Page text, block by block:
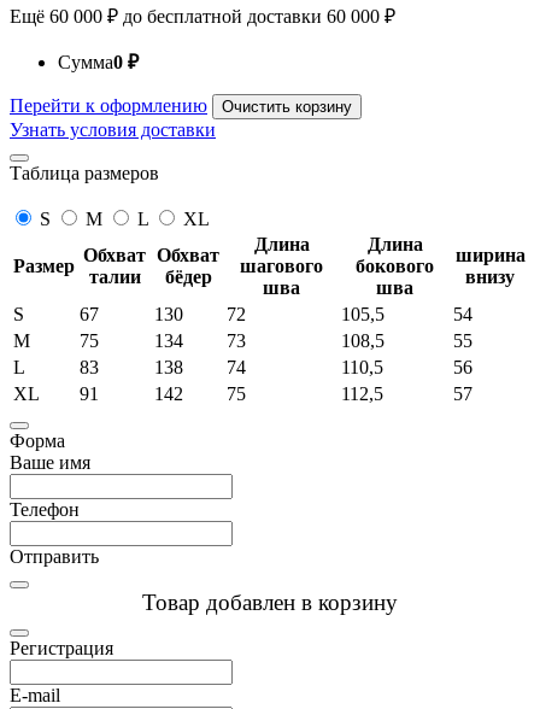
Ещё 60 000 ₽ до бесплатной доставки 60 000 ₽
Сумма0 ₽
Перейти к оформлению Очистить корзину
Узнать условия доставки
Таблица размеров
S M L XL
Размер
Обхват
талии
Обхват
бёдер
Длина
шагового
шва
Длина
бокового
шва
ширина
внизу
S
67 130 72 105,5
54
M
75 134 73 108,5
55
L
83 138 74 110,5
56
XL
91 142 75 112,5 57
Форма
Ваше имя
Телефон
Отправить
Товар добавлен в корзину
Регистрация
E-mail